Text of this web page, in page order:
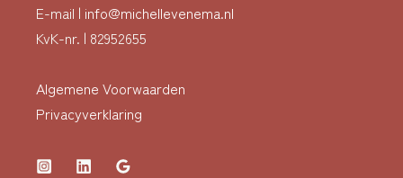
E-mail | info@michellevenema.nl
KvK-nr. | 82952655
Algemene Voorwaarden
Privacyverklaring